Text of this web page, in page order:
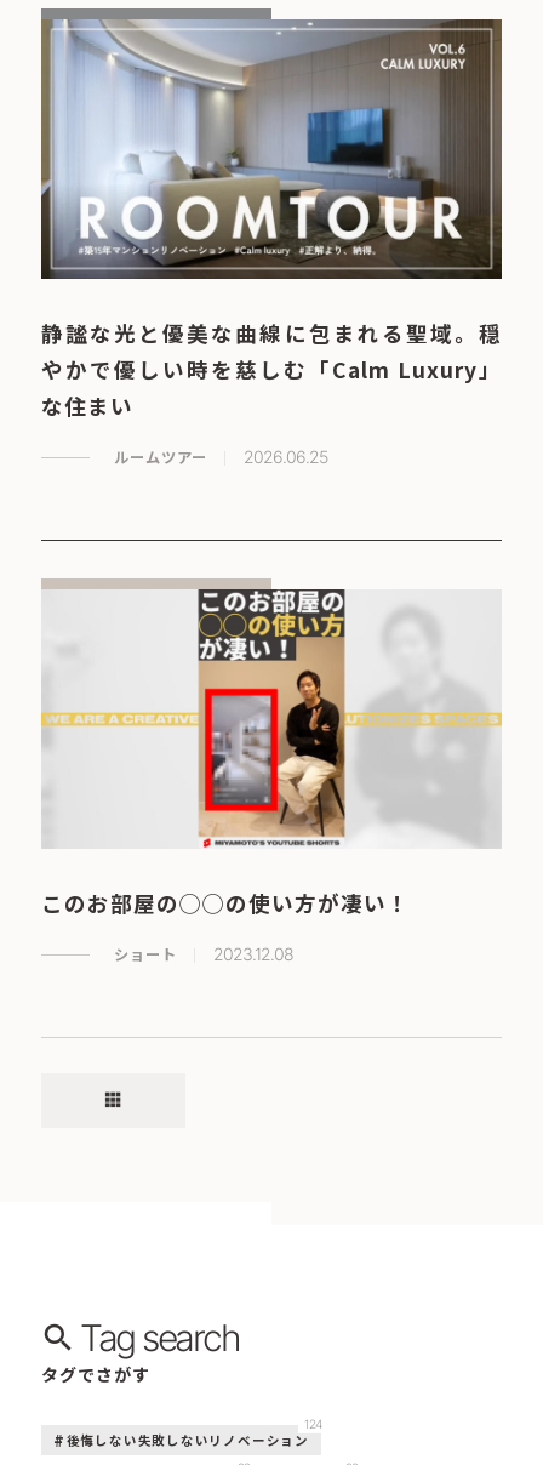
静謐な光と優美な曲線に包まれる聖域。穏
やかで優しい時を慈しむ「Calm Luxury」
な住まい
ルームツアー 2026.06.25
このお部屋の◯◯の使い方が凄い！
ショート 2023.12.08
apps
Tag search
タグでさがす
後悔しない失敗しないリノベーション
124